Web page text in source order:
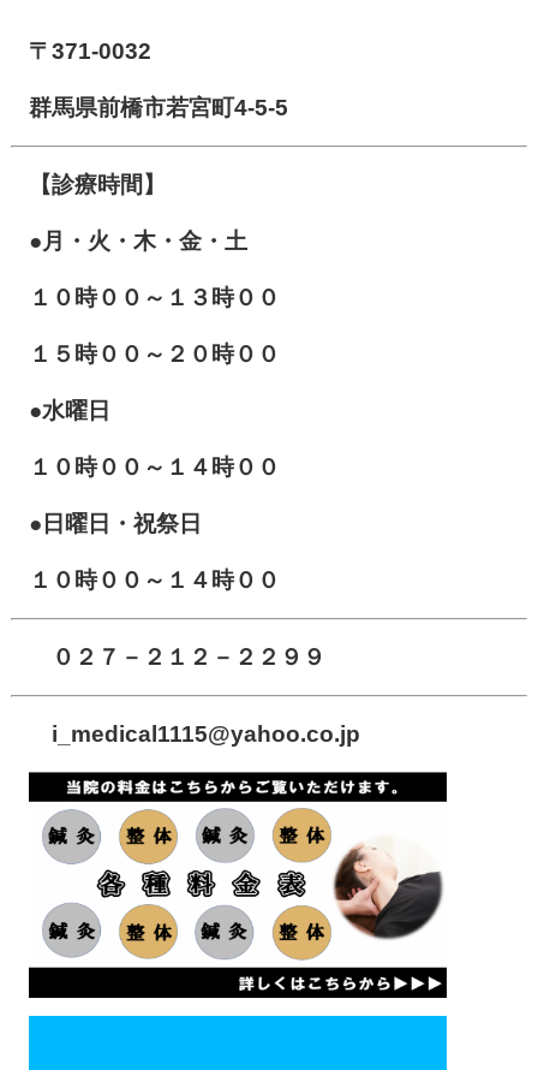
〒371-0032
群馬県前橋市若宮町4-5-5
【診療時間】
●月・火・木・金・土
１０時００～１３時００
１５時００～２０時００
●水曜日
１０時００～１４時００
●日曜日・祝祭日
１０時００～１４時００
０２７－２１２－２２９９
i_medical1115@yahoo.co.jp